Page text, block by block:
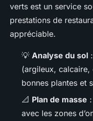
verts est un service
prestations de
appréciable.
💡 Analyse du sol
(argileux,
bonnes plantes et
📐 Plan de masse
avec les zones